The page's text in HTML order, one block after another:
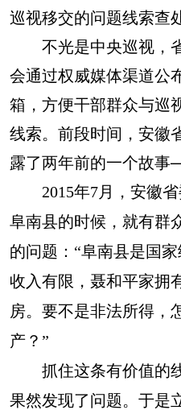
巡视移交的问题线索查
不光是中央巡视，
会通过权威媒体渠道公
箱，方便干部群众与巡
线索。前段时间，安徽
露了两年前的一个故
2015年7月，安徽省
阜南县的时候，就有群
的问题：“阜南县是国
收入有限，聂和平家拥
房。要不是非法所得，
产？”
抓住这条有价值的线
果然发现了问题。于是